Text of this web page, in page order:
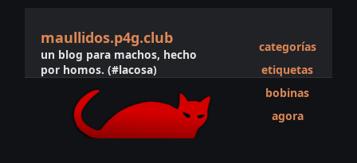
categorías
etiquetas
bobinas
agora
maullidos.p4g.club
un blog para machos, hecho
por homos. (#lacosa)